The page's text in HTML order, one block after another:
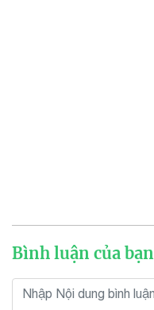
Bình luận của bạn